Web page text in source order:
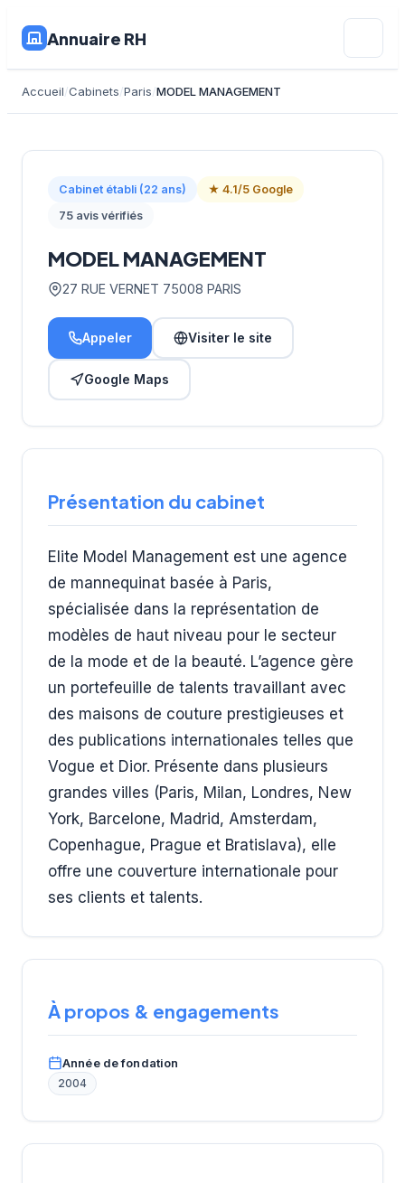
Annuaire RH
Accueil Cabinets Paris MODEL MANAGEMENT
Cabinet établi (22 ans)
★ 4.1/5 Google
75 avis vérifiés
MODEL MANAGEMENT
27 RUE VERNET 75008 PARIS
Appeler Visiter le site
Google Maps
Présentation du cabinet
Elite Model Management est une agence
de mannequinat basée à Paris,
spécialisée dans la représentation de
modèles de haut niveau pour le secteur
de la mode et de la beauté. L’agence gère
un portefeuille de talents travaillant avec
des maisons de couture prestigieuses et
des publications internationales telles que
Vogue et Dior. Présente dans plusieurs
grandes villes (Paris, Milan, Londres, New
York, Barcelone, Madrid, Amsterdam,
Copenhague, Prague et Bratislava), elle
offre une couverture internationale pour
ses clients et talents.
À propos & engagements
Année de fondation
2004